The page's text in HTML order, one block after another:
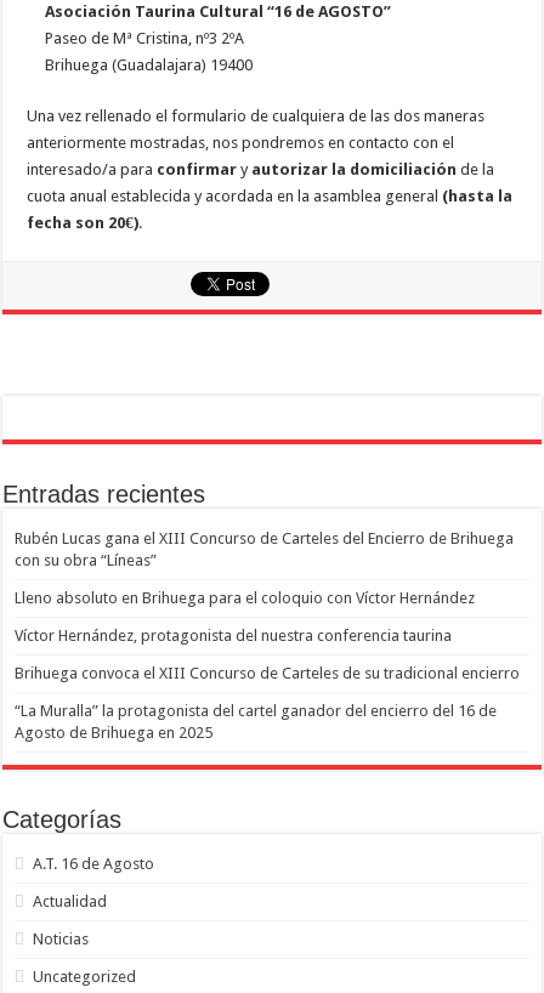
Asociación Taurina Cultural “16 de AGOSTO”
Paseo de Mª Cristina, nº3 2ºA
Brihuega (Guadalajara) 19400
Una vez rellenado el formulario de cualquiera de las dos maneras
anteriormente mostradas, nos pondremos en contacto con el
interesado/a para confirmar y autorizar la domiciliación de la
cuota anual establecida y acordada en la asamblea general (hasta la
fecha son 20€).
Entradas recientes
Rubén Lucas gana el XIII Concurso de Carteles del Encierro de Brihuega
con su obra “Líneas”
Lleno absoluto en Brihuega para el coloquio con Víctor Hernández
Víctor Hernández, protagonista del nuestra conferencia taurina
Brihuega convoca el XIII Concurso de Carteles de su tradicional encierro
“La Muralla” la protagonista del cartel ganador del encierro del 16 de
Agosto de Brihuega en 2025
Categorías
A.T. 16 de Agosto
Actualidad
Noticias
Uncategorized